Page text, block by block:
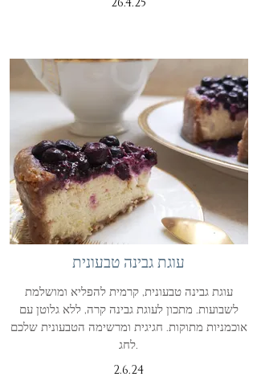
עוגת גבינה טבעונית
עוגת גבינה טבעונית, קרמית להפליא ומושלמת
לשבועות. מתכון לעוגת גבינה קרה, ללא גלוטן עם
אוכמניות מתוקות. חגיגית ומרשימה הטבעונית שלכם
לחג.
2.6.24